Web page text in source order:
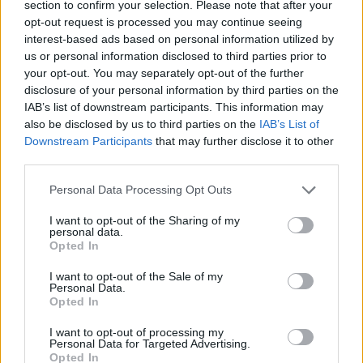
section to confirm your selection. Please note that after your
opt-out request is processed you may continue seeing
interest-based ads based on personal information utilized by
us or personal information disclosed to third parties prior to
your opt-out. You may separately opt-out of the further
disclosure of your personal information by third parties on the
IAB’s list of downstream participants. This information may
also be disclosed by us to third parties on the IAB’s List of
Downstream Participants that may further disclose it to other
Personal Data Processing Opt Outs
I want to opt-out of the Sharing of my
personal data.
Opted In
I want to opt-out of the Sale of my
Personal Data.
Opted In
I want to opt-out of processing my
Personal Data for Targeted Advertising.
Opted In
Kan Givairo Read de duurste verdediger ooit van
Feyenoord worden? Deze records liggen binnen
bereik
Van Bronckhorst voert druk op: Feyenoord wil op
deze twee posities nog versterken
Feyenoord incasseert miljoenen: transfer Leo
Sauer naar Stuttgart bijna rond
Feyenoord zet deur open voor miljoenen: Ueda
en Hadj Moussa mogen vertrekken
Feyenoord sluit voorbereiding bijna af: dit staat
Shaqueel van Persie ontkracht geruchten over
Brengt Sporting Portugal Feyenoord in de